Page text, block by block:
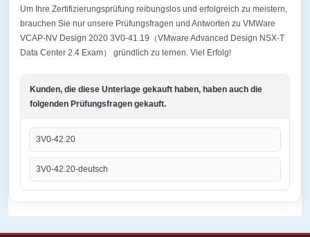
Um Ihre Zertifizierungsprüfung reibungslos und erfolgreich zu meistern,
brauchen Sie nur unsere Prüfungsfragen und Antworten zu VMWare
VCAP-NV Design 2020 3V0-41.19（VMware Advanced Design NSX-T
Data Center 2.4 Exam） gründlich zu lernen. Viel Erfolg!
Kunden, die diese Unterlage gekauft haben, haben auch die
folgenden Prüfungsfragen gekauft.
3V0-42.20
3V0-42.20-deutsch